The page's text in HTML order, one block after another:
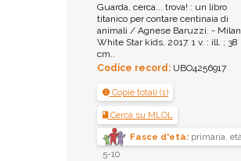
Guarda, cerca... trova! : un libro
titanico per contare centinaia di
animali / Agnese Baruzzi. -
White Star kids, 2017. 1 v. : ill. ; 38
cm..
Codice record: UBO4256917
Copie totali (1)
Cerca su MLOL
Fasce d'età:primaria, età
5-10